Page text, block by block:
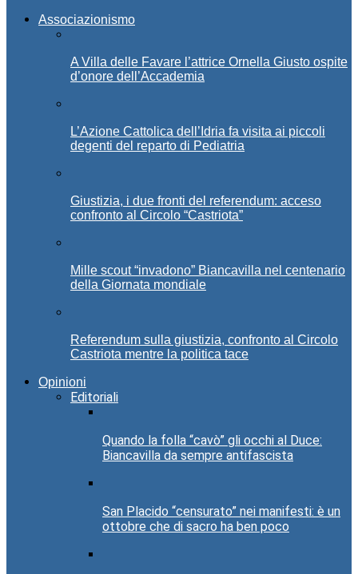
Associazionismo
A Villa delle Favare l’attrice Ornella Giusto ospite
d’onore dell’Accademia
L’Azione Cattolica dell’Idria fa visita ai piccoli
degenti del reparto di Pediatria
Giustizia, i due fronti del referendum: acceso
confronto al Circolo “Castriota”
Mille scout “invadono” Biancavilla nel centenario
della Giornata mondiale
Referendum sulla giustizia, confronto al Circolo
Castriota mentre la politica tace
Opinioni
Editoriali
Quando la folla “cavò” gli occhi al Duce:
Biancavilla da sempre antifascista
San Placido “censurato” nei manifesti: è un
ottobre che di sacro ha ben poco